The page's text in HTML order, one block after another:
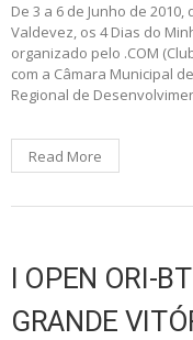
De 3 a 6 de Junho de
Valdevez, os 4 Dias do
organizado pelo .COM
com a Câmara Municipal
Regional de
Read More
I OPEN ORI-
GRANDE